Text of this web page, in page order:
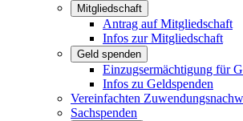
Mitgliedschaft
Antrag auf Mitgliedschaft
Infos zur Mitgliedschaft
Geld spenden
Einzugsermächtigung für
Infos zu Geldspenden
Vereinfachten
Sachspenden